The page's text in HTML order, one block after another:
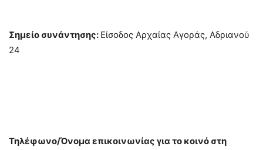
Σημείο συνάντησης: Είσοδος Αρχαίας Αγοράς, Αδριανού
24
Τηλέφωνο/Όνομα επικοινωνίας για το κοινό στη